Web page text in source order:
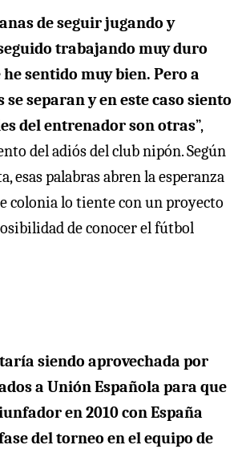
de seguir jugando y
trabajando muy duro
he sentido muy bien. Pero a
se separan y en este caso siento
del entrenador son otras”,
del adiós del club nipón. Según
esas palabras abren la esperanza
colonia lo tiente con un proyecto
de conocer el fútbol
siendo aprovechada por
a Unión Española para que
en 2010 con España
del torneo en el equipo de